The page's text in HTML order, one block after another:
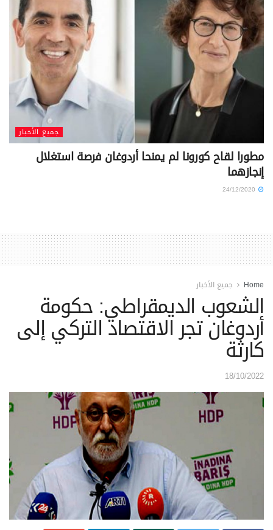
جميع الأخبار
مطورا لقاح كورونا لم يمنحا أردوغان فرصة استغلال
إنجازهما
Home جميع الأخبار
الشعوب الديمقراطي: حكومة
أردوغان تجر الاقتصاد التركي إلى
كارثة
18/10/2022